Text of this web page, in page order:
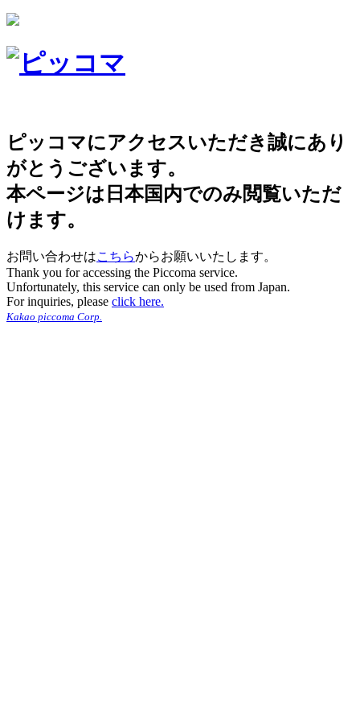
ピッコマにアクセスいただき誠にあり
がとうございます。
本ページは日本国内でのみ閲覧いただ
けます。
お問い合わせはこちらからお願いいたします。
Thank you for accessing the Piccoma service.
Unfortunately, this service can only be used from Japan.
For inquiries, please click here.
Kakao piccoma Corp.